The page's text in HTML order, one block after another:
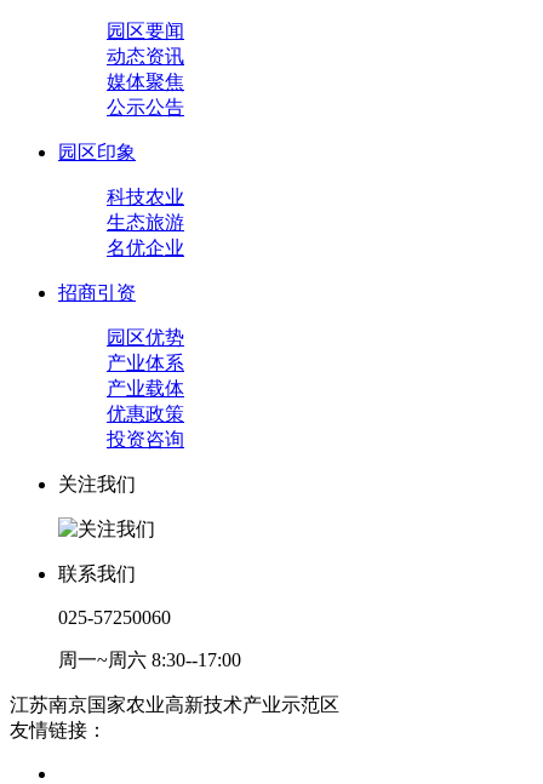
园区要闻
动态资讯
媒体聚焦
公示公告
园区印象
科技农业
生态旅游
名优企业
招商引资
园区优势
产业体系
产业载体
优惠政策
投资咨询
关注我们
联系我们
025-57250060
周一~周六 8:30--17:00
江苏南京国家农业高新技术产业示范区
友情链接：